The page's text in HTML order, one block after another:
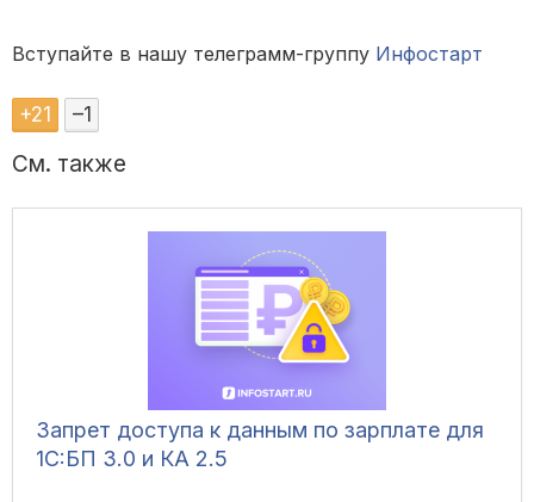
Вступайте в нашу телеграмм-группу Инфостарт
+21 –1
См. также
Запрет доступа к данным по зарплате для
1C:БП 3.0 и КА 2.5